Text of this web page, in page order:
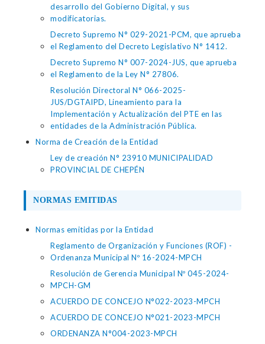
desarrollo del Gobierno Digital, y sus
modificatorias.
Decreto Supremo N° 029-2021-PCM, que aprueba
el Reglamento del Decreto Legislativo N° 1412.
Decreto Supremo N° 007-2024-JUS, que aprueba
el Reglamento de la Ley N° 27806.
Resolución Directoral N° 066-2025-
JUS/DGTAIPD, Lineamiento para la
Implementación y Actualización del PTE en las
entidades de la Administración Pública.
Norma de Creación de la Entidad
Ley de creación N° 23910 MUNICIPALIDAD
PROVINCIAL DE CHEPÉN
NORMAS EMITIDAS
Normas emitidas por la Entidad
Reglamento de Organización y Funciones (ROF) -
Ordenanza Municipal Nº 16-2024-MPCH
Resolución de Gerencia Municipal Nº 045-2024-
MPCH-GM
ACUERDO DE CONCEJO N°022-2023-MPCH
ACUERDO DE CONCEJO N°021-2023-MPCH
ORDENANZA N°004-2023-MPCH